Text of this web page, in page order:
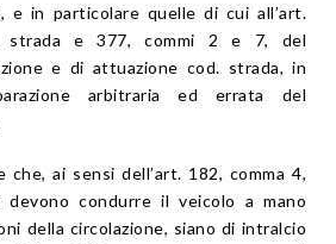
e in particolare quelle di cui all’art.
strada e 377, commi 2 e 7, del
e di attuazione cod. strada, in
arbitraria ed errata del
ai sensi dell’art. 182, comma 4,
condurre il veicolo a mano
della circolazione, siano di intralcio